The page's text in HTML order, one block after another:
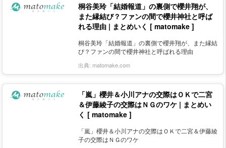
桐谷美玲「結婚報道」の裏側で櫻井翔が、
また縁結び？ファンの間で櫻井神社と呼ば
れる理由 | まとめいく [ matomake ]
桐谷美玲「結婚報道」の裏側で櫻井翔が、また縁結
び？ファンの間で櫻井神社と呼ばれる理由
出典: matomake.com
「嵐」櫻井＆小川アナの交際はＯＫで二宮
＆伊藤綾子の交際はＮＧのワケ | まとめい
く [ matomake ]
「嵐」櫻井＆小川アナの交際はＯＫで二宮＆伊藤綾
子の交際はＮＧのワケ